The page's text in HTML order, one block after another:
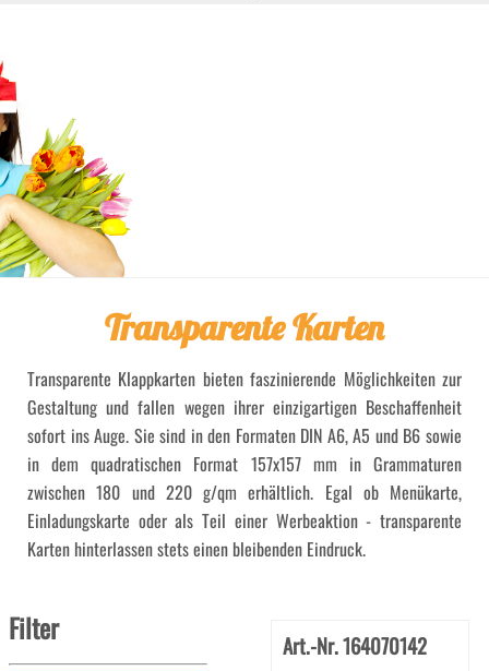
Transparente Karten
Transparente Klappkarten bieten faszinierende Möglichkeiten zur
Gestaltung und fallen wegen ihrer einzigartigen Beschaffenheit
sofort ins Auge. Sie sind in den Formaten DIN A6, A5 und B6 sowie
in dem quadratischen Format 157x157 mm in Grammaturen
zwischen 180 und 220 g/qm erhältlich. Egal ob Menükarte,
Einladungskarte oder als Teil einer Werbeaktion - transparente
Karten hinterlassen stets einen bleibenden Eindruck.
Filter Art.-Nr. 164070142